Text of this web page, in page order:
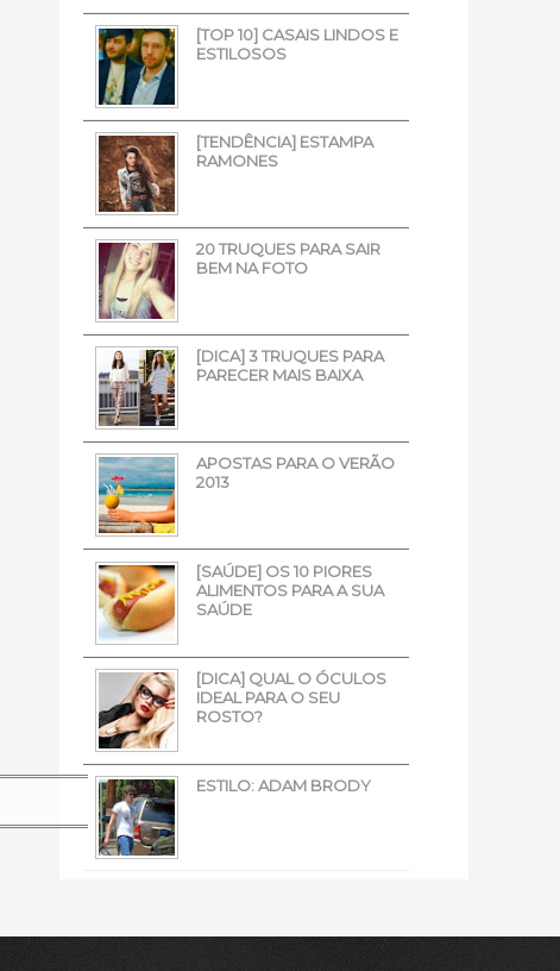
[TOP 10] CASAIS LINDOS E
ESTILOSOS
[TENDÊNCIA] ESTAMPA
RAMONES
20 TRUQUES PARA SAIR
BEM NA FOTO
[DICA] 3 TRUQUES PARA
PARECER MAIS BAIXA
APOSTAS PARA O VERÃO
2013
[SAÚDE] OS 10 PIORES
ALIMENTOS PARA A SUA
SAÚDE
[DICA] QUAL O ÓCULOS
IDEAL PARA O SEU
ROSTO?
ESTILO: ADAM BRODY